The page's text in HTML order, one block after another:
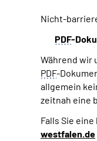
Nicht-
PDF-
Während wir
PDF-
allgemein
zeitnah eine
Falls Sie
westfalen.de